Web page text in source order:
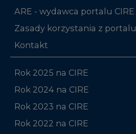
ARE - wydawca portalu CIRE
Zasady korzystania z portalu
Kontakt
Rok 2025 na CIRE
Rok 2024 na CIRE
Rok 2023 na CIRE
Rok 2022 na CIRE